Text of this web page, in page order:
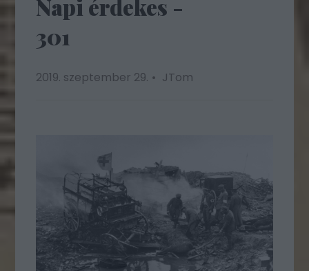
Napi érdekes -
301
2019. szeptember 29. JTom